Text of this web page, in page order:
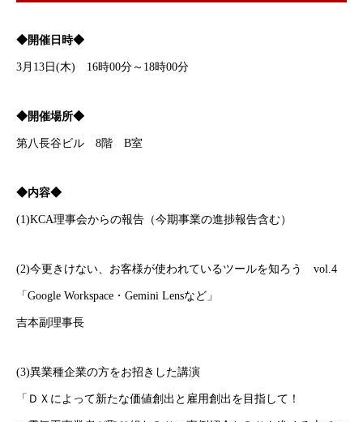
◆開催日時◆
3月13日(木) 16時00分～18時00分
◆開催場所◆
第八長谷ビル 8階 B室
◆内容◆
(1)KCA理事会からの報告（今期事業の進捗報告含む）
(2)今更きけない、お客様が使われているツールを知ろう vol.4
「Google Workspace・Gemini Lensなど」
吉本副理事長
(3)異業種企業の方をお招きした講演
「ＤＸによって新たな価値創出と雇用創出を目指して！